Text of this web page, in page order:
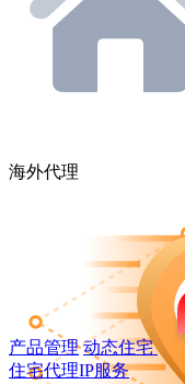
海外代理
产品管理 动态住宅
住宅代理IP服务